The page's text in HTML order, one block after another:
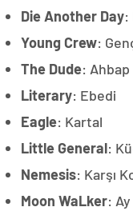
Die Another Day:
Young Crew:
The Dude: Ahbap
Literary: Ebedi
Eagle: Kartal
Little General:
Nemesis: Karşı
Moon WaLker: